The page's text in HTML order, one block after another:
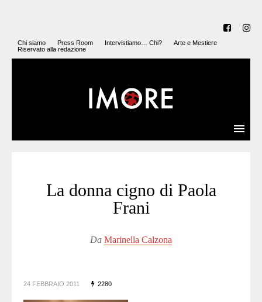
Chi siamo Press Room Intervistiamo… Chi?
Arte e Mestiere
Riservato alla redazione
La donna cigno di Paola
Frani
Da Marinella Calzona
24 FEBBRAIO 2011 2280